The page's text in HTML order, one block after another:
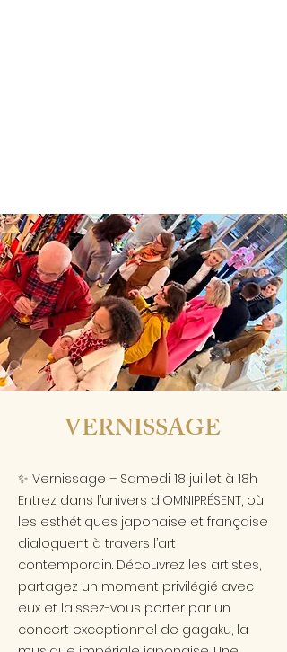
VERNISSAGE
✨ Vernissage – Samedi 18 juillet à 18h
Entrez dans l’univers d'OMNIPRÉSENT, où
les esthétiques japonaise et française
dialoguent à travers l’art
contemporain. Découvrez les artistes,
partagez un moment privilégié avec
eux et laissez-vous porter par un
concert exceptionnel de gagaku, la